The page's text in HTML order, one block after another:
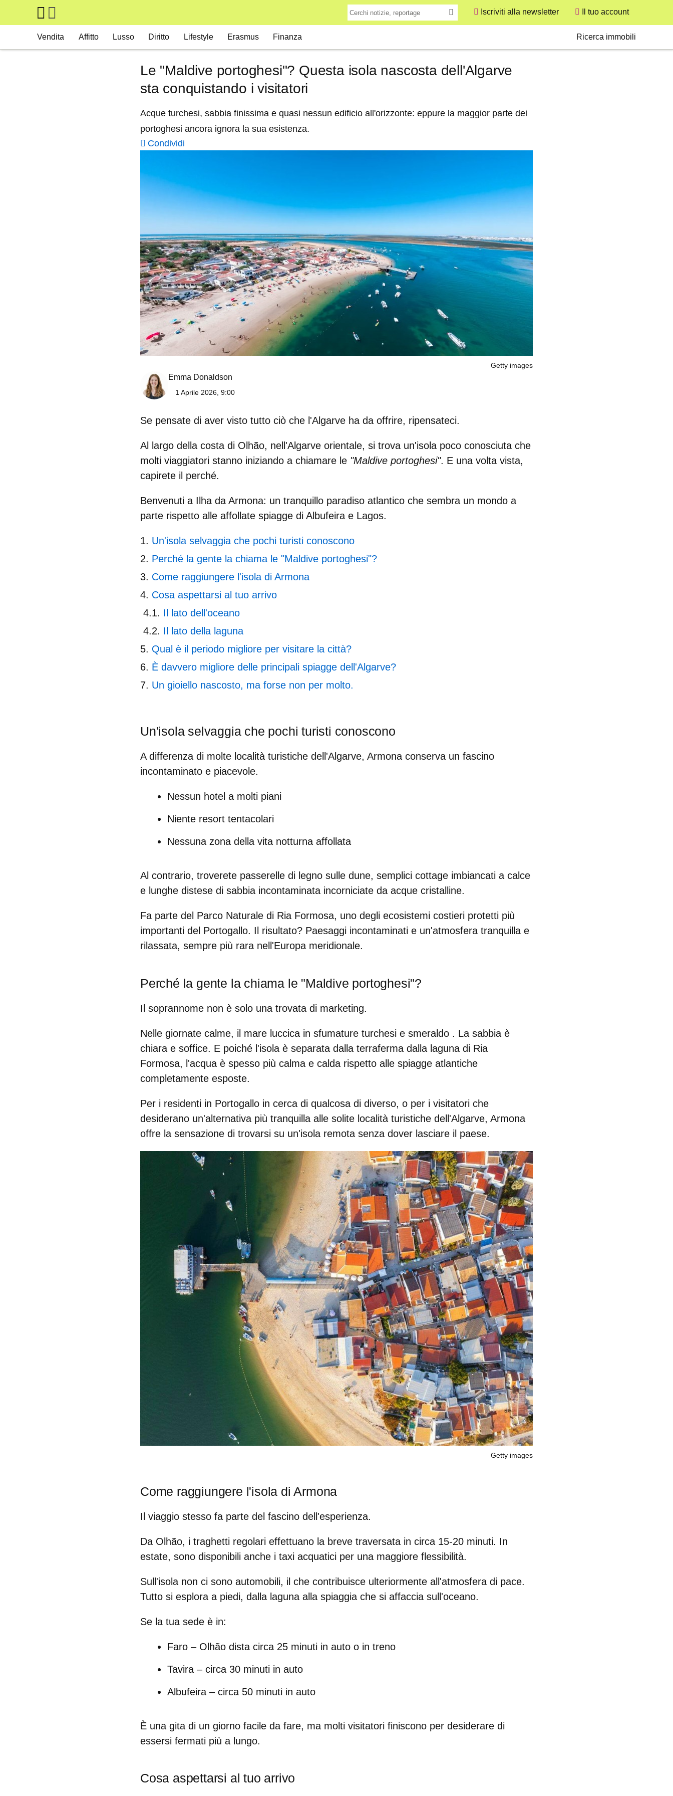
Skip to main content
Iscriviti alla newsletter
User
Il tuo account
Vendita Affitto Lusso Diritto Lifestyle Erasmus Finanza Ricerca immobili
Le "Maldive portoghesi"? Questa isola nascosta dell'Algarve
sta conquistando i visitatori
Acque turchesi, sabbia finissima e quasi nessun edificio all'orizzonte: eppure la maggior parte dei
portoghesi ancora ignora la sua esistenza.
Condividi
Getty images
Emma Donaldson
1 Aprile 2026, 9:00
Se pensate di aver visto tutto ciò che l'Algarve ha da offrire, ripensateci.
Al largo della costa di Olhão, nell'Algarve orientale, si trova un'isola poco conosciuta che
molti viaggiatori stanno iniziando a chiamare le "Maldive portoghesi". E una volta vista,
capirete il perché.
Benvenuti a Ilha da Armona: un tranquillo paradiso atlantico che sembra un mondo a
parte rispetto alle affollate spiagge di Albufeira e Lagos.
Un'isola selvaggia che pochi turisti conoscono
Perché la gente la chiama le "Maldive portoghesi"?
Come raggiungere l'isola di Armona
Cosa aspettarsi al tuo arrivo
Il lato dell'oceano
Il lato della laguna
Qual è il periodo migliore per visitare la città?
È davvero migliore delle principali spiagge dell'Algarve?
Un gioiello nascosto, ma forse non per molto.
Un'isola selvaggia che pochi turisti conoscono
A differenza di molte località turistiche dell'Algarve, Armona conserva un fascino
incontaminato e piacevole.
Nessun hotel a molti piani
Niente resort tentacolari
Nessuna zona della vita notturna affollata
Al contrario, troverete passerelle di legno sulle dune, semplici cottage imbiancati a calce
e lunghe distese di sabbia incontaminata incorniciate da acque cristalline.
Fa parte del Parco Naturale di Ria Formosa, uno degli ecosistemi costieri protetti più
importanti del Portogallo. Il risultato? Paesaggi incontaminati e un'atmosfera tranquilla e
rilassata, sempre più rara nell'Europa meridionale.
Perché la gente la chiama le "Maldive portoghesi"?
Il soprannome non è solo una trovata di marketing.
Nelle giornate calme, il mare luccica in sfumature turchesi e smeraldo . La sabbia è
chiara e soffice. E poiché l'isola è separata dalla terraferma dalla laguna di Ria
Formosa, l'acqua è spesso più calma e calda rispetto alle spiagge atlantiche
completamente esposte.
Per i residenti in Portogallo in cerca di qualcosa di diverso, o per i visitatori che
desiderano un'alternativa più tranquilla alle solite località turistiche dell'Algarve, Armona
offre la sensazione di trovarsi su un'isola remota senza dover lasciare il paese.
Getty images
Come raggiungere l'isola di Armona
Il viaggio stesso fa parte del fascino dell'esperienza.
Da Olhão, i traghetti regolari effettuano la breve traversata in circa 15-20 minuti. In
estate, sono disponibili anche i taxi acquatici per una maggiore flessibilità.
Sull'isola non ci sono automobili, il che contribuisce ulteriormente all'atmosfera di pace.
Tutto si esplora a piedi, dalla laguna alla spiaggia che si affaccia sull'oceano.
Se la tua sede è in:
Faro – Olhão dista circa 25 minuti in auto o in treno
Tavira – circa 30 minuti in auto
Albufeira – circa 50 minuti in auto
È una gita di un giorno facile da fare, ma molti visitatori finiscono per desiderare di
essersi fermati più a lungo.
Cosa aspettarsi al tuo arrivo